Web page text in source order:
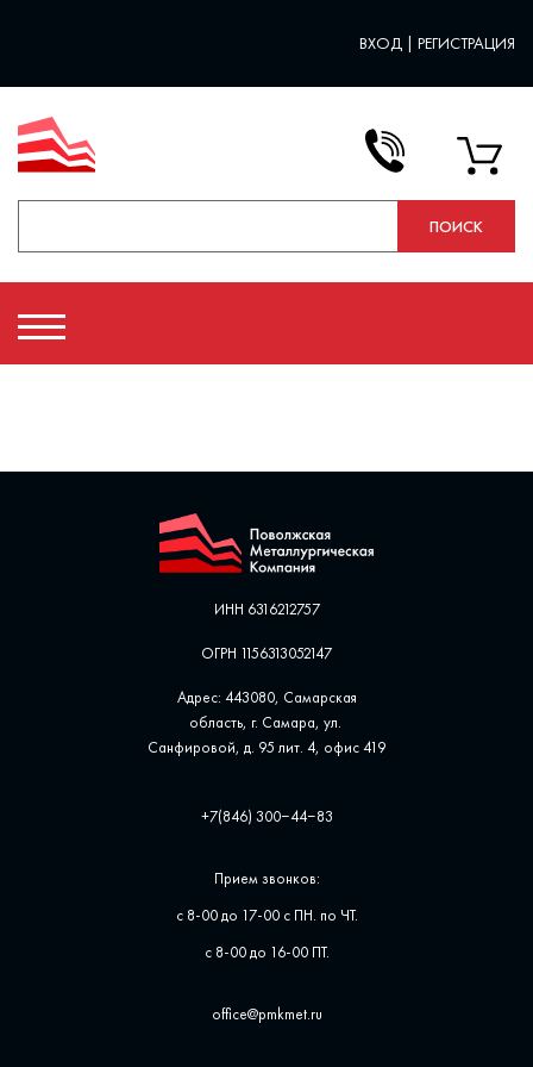
ВХОД | РЕГИСТРАЦИЯ
ИНН 6316212757
ОГРН 1156313052147
Адрес: 443080, Самарская
область, г. Самара, ул. ​
Санфировой, д. 95 лит. 4, офис ​419
+7(846) 300‒44‒83
Прием звонков:
с 8-00 до 17-00 с ПН. по ЧТ.
с 8-00 до 16-00 ПТ.
office@pmkmet.ru